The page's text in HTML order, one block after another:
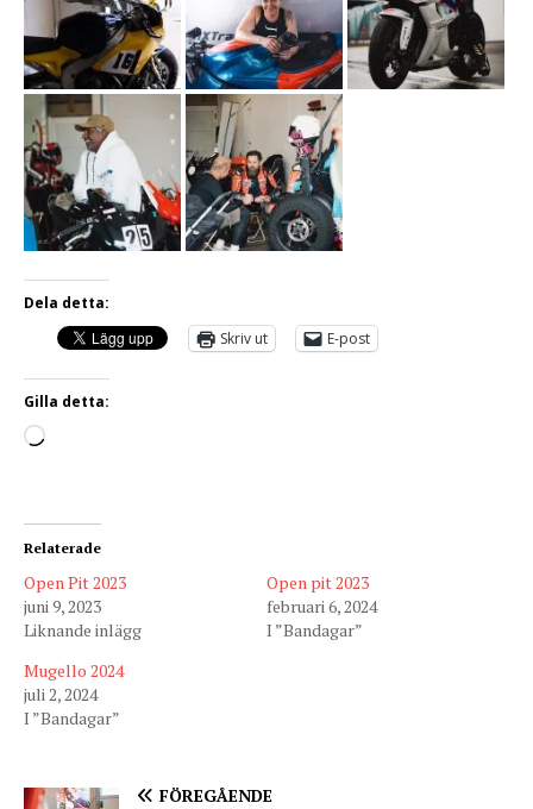
Dela detta:
Skriv ut
E-post
Gilla detta:
Relaterade
Open Pit 2023
juni 9, 2023
Liknande inlägg
Open pit 2023
februari 6, 2024
I ”Bandagar”
Mugello 2024
juli 2, 2024
I ”Bandagar”
FÖREGÅENDE